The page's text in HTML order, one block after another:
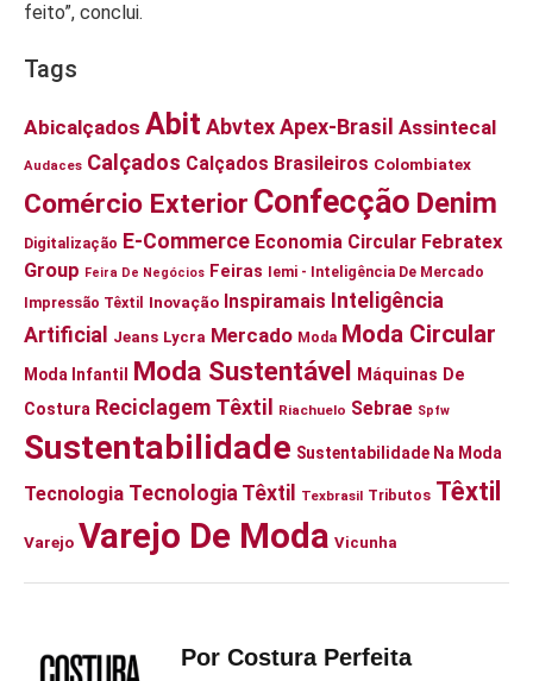
feito”, conclui.
Tags
Abicalçados Abit AbvtexApex-Brasil Assintecal
Audaces Calçados Calçados Brasileiros Colombiatex
Comércio Exterior Confecção Denim
Digitalização E-Commerce Economia Circular Febratex
Group Feira De Negócios Feiras Iemi - Inteligência De Mercado
Impressão Têxtil Inovação Inspiramais Inteligência
Artificial
Jeans Lycra Mercado Moda Moda Circular
Moda Infantil Moda Sustentável Máquinas De
Costura Reciclagem Têxtil Riachuelo Sebrae Spfw
Sustentabilidade Sustentabilidade Na Moda
Tecnologia Tecnologia Têxtil Texbrasil Tributos Têxtil
Varejo Varejo De Moda Vicunha
Por Costura Perfeita